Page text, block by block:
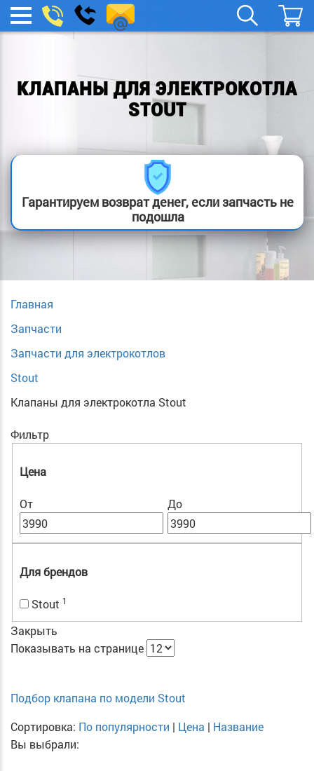
МЕНЮ
boylera@yandex.ru
Заказать
звонок
КЛАПАНЫ ДЛЯ ЭЛЕКТРОКОТЛА
STOUT
Гарантируем возврат денег, если запчасть не
подошла
Главная
Запчасти
Запчасти для электрокотлов
Stout
Клапаны для электрокотла Stout
Фильтр
Цена
От До
Для брендов
Stout 1
Закрыть
Показывать на странице
Подбор клапана по модели Stout
Сортировка: По популярности | Цена | Название
Вы выбрали: